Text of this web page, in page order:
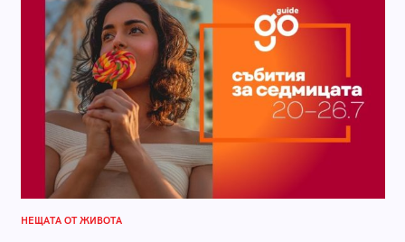
НЕЩАТА ОТ ЖИВОТА